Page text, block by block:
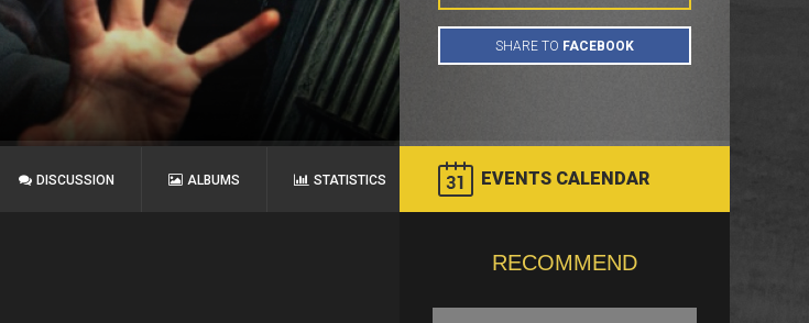
DISCUSSION ALBUMS STATISTICS EVENTS CALENDAR
RECOMMEND